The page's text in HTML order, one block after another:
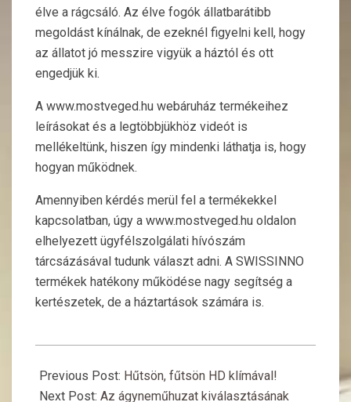
élve a rágcsáló. Az élve fogók állatbarátibb
megoldást kínálnak, de ezeknél figyelni kell, hogy
az állatot jó messzire vigyük a háztól és ott
engedjük ki.
A www.mostveged.hu webáruház termékeihez
leírásokat és a legtöbbjükhöz videót is
mellékeltünk, hiszen így mindenki láthatja is, hogy
hogyan működnek.
Amennyiben kérdés merül fel a termékekkel
kapcsolatban, úgy a www.mostveged.hu oldalon
elhelyezett ügyfélszolgálati hívószám
tárcsázásával tudunk választ adni. A SWISSINNO
termékek hatékony működése nagy segítség a
kertészetek, de a háztartások számára is.
10-
30
Previous Post: Hűtsön, fűtsön HD klímával!
Next Post: Az ágyneműhuzat kiválasztásának